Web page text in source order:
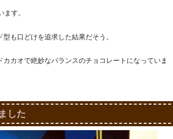
す。
も口どけを追求した結果だそう。
カオで絶妙なバランスのチョコレートになっていま
した